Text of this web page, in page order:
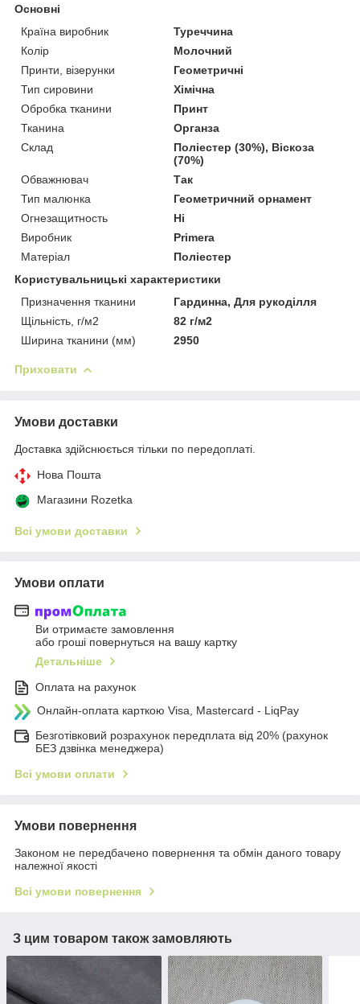
Основні
Країна виробник
Туреччина
Колір
Молочний
Принти, візерунки
Геометричні
Тип сировини
Хімічна
Обробка тканини
Принт
Тканина
Органза
Склад
Поліестер (30%), Віскоза
(70%)
Обважнювач
Так
Тип малюнка
Геометричний орнамент
Огнезащитность
Ні
Виробник
Primera
Матеріал
Поліестер
Користувальницькі характеристики
Призначення тканини
Гардинна, Для рукоділля
Щільність, г/м2
82 г/м2
Ширина тканини (мм)
2950
Приховати
Умови доставки
Доставка здійснюється тільки по передоплаті.
Нова Пошта
Магазини Rozetka
Всі умови доставки
Умови оплати
Ви отримаєте замовлення
або гроші повернуться на вашу картку
Детальніше
Оплата на рахунок
Онлайн-оплата карткою Visa, Mastercard - LiqPay
Безготівковий розрахунок передплата від 20% (рахунок
БЕЗ дзвінка менеджера)
Всі умови оплати
Умови повернення
Законом не передбачено повернення та обмін даного товару
належної якості
Всі умови повернення
З цим товаром також замовляють